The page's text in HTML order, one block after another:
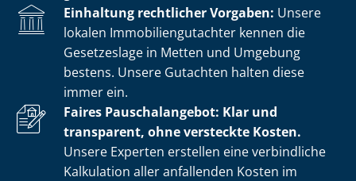
Einhaltung rechtlicher Vorgaben: Unsere
lokalen Im­mo­bi­li­en­gut­ach­ter kennen die
Gesetzeslage in Metten und Umgebung
bestens. Unsere Gutachten halten diese
immer ein.
Faires Pauschalangebot: Klar und
transparent, ohne versteckte Kosten.
Unsere Experten erstellen eine verbindliche
Kalkulation aller anfallenden Kosten im